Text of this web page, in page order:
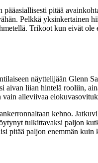
pääasiallisesti pitää
Pelkkä yksinkertainen
Trikoot kun eivät ole
näyttelijään Glenn
aivan liian hintelä rooliin,
vain alleviivaa
kehno.
tulkittavaksi paljon
pitää paljon enemmän